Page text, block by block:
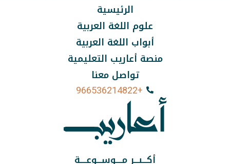
الرئيسية
علوم اللغة العربية
أبواب اللغة العربية
منصة أعاريب التعليمية
تواصل معنا
+966536214822
أكـــبـــر مــــوســـوعــــة